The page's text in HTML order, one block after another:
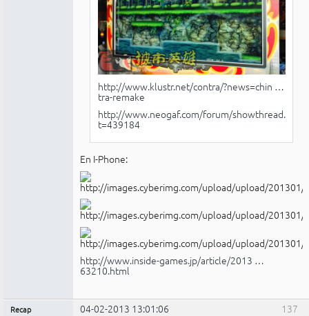
http://www.klustr.net/contra/?news=chin …
tra-remake
http://www.neogaf.com/forum/showthread.php?
t=439184
En I-Phone:
http://www.inside-games.jp/article/2013 …
63210.html
137
Recap 04-02-2013 13:01:06